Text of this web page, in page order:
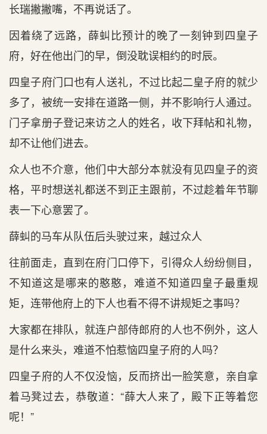
长瑞撇撇嘴，不再说话了。
因着绕了远路，薛虯比预计的晚了一刻钟到四皇子
府，好在他出门的早，倒没耽误相约的时辰。
四皇子府门口也有人送礼，不过比起二皇子府的就少
多了，被统一安排在道路一侧，并不影响行人通过。
门子拿册子登记来访之人的姓名，收下拜帖和礼物，
却不让他们进去。
众人也不介意，他们中大部分本就没有见四皇子的资
格，平时想送礼都送不到正主跟前，不过趁着年节聊
表一下心意罢了。
薛虯的马车从队伍后头驶过来，越过众人
往前面走，直到在府门口停下，引得众人纷纷侧目，
不知道这是哪来的憨憨，难道不知道四皇子最重规
矩，连带他府上的下人也看不得不讲规矩之事吗？
大家都在排队，就连户部侍郎府的人也不例外，这人
是什么来头，难道不怕惹恼四皇子府的人吗？
四皇子府的人不仅没恼，反而挤出一脸笑意，亲自拿
着马凳过去，恭敬道：“薛大人来了，殿下正等着您
呢！”